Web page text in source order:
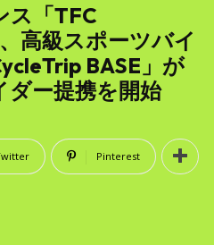
ス「TFC
高級スポーツバイ
BASE」が
ー提携を開始
Pinterest